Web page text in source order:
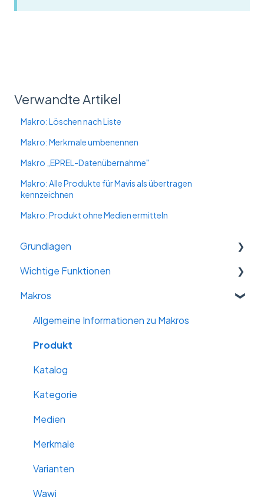
Verwandte Artikel
Makro: Löschen nach Liste
Makro: Merkmale umbenennen
Makro „EPREL-Datenübernahme"
Makro: Alle Produkte für Mavis als übertragen
kennzeichnen
Makro: Produkt ohne Medien ermitteln
Grundlagen
WILLKOMMEN
Arbeitsbereich, Account-Settings & Basics
Der Katalog: Aufbau, Struktur, Status
Die Produktebene
Daten-Import
Daten-Export
Suchfunktionen
Wichtige Funktionen
Massendatenänderung
Varianten
Kataloge kombinieren
KI - Künstliche Intelligenz
Datenqualität
Klassifizierungen
WAWI/ERP
Übersetzungen
Datenblatt Designer
Makros
Allgemeine Informationen zu Makros
Produkt
Katalog
Kategorie
Medien
Merkmale
Varianten
Wawi